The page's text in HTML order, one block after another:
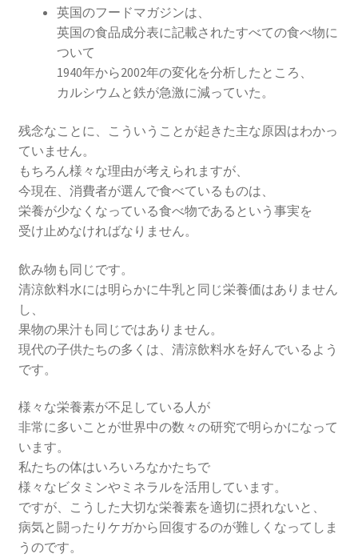
英国のフードマガジンは、
英国の食品成分表に記載されたすべての食べ物に
ついて
1940年から2002年の変化を分析したところ、
カルシウムと鉄が急激に減っていた。
残念なことに、こういうことが起きた主な原因はわかっ
ていません。
もちろん様々な理由が考えられますが、
今現在、消費者が選んで食べているものは、
栄養が少なくなっている食べ物であるという事実を
受け止めなければなりません。
飲み物も同じです。
清涼飲料水には明らかに牛乳と同じ栄養価はありません
し、
果物の果汁も同じではありません。
現代の子供たちの多くは、清涼飲料水を好んでいるよう
です。
様々な栄養素が不足している人が
非常に多いことが世界中の数々の研究で明らかになって
います。
私たちの体はいろいろなかたちで
様々なビタミンやミネラルを活用しています。
ですが、こうした大切な栄養素を適切に摂れないと、
病気と闘ったりケガから回復するのが難しくなってしま
うのです。